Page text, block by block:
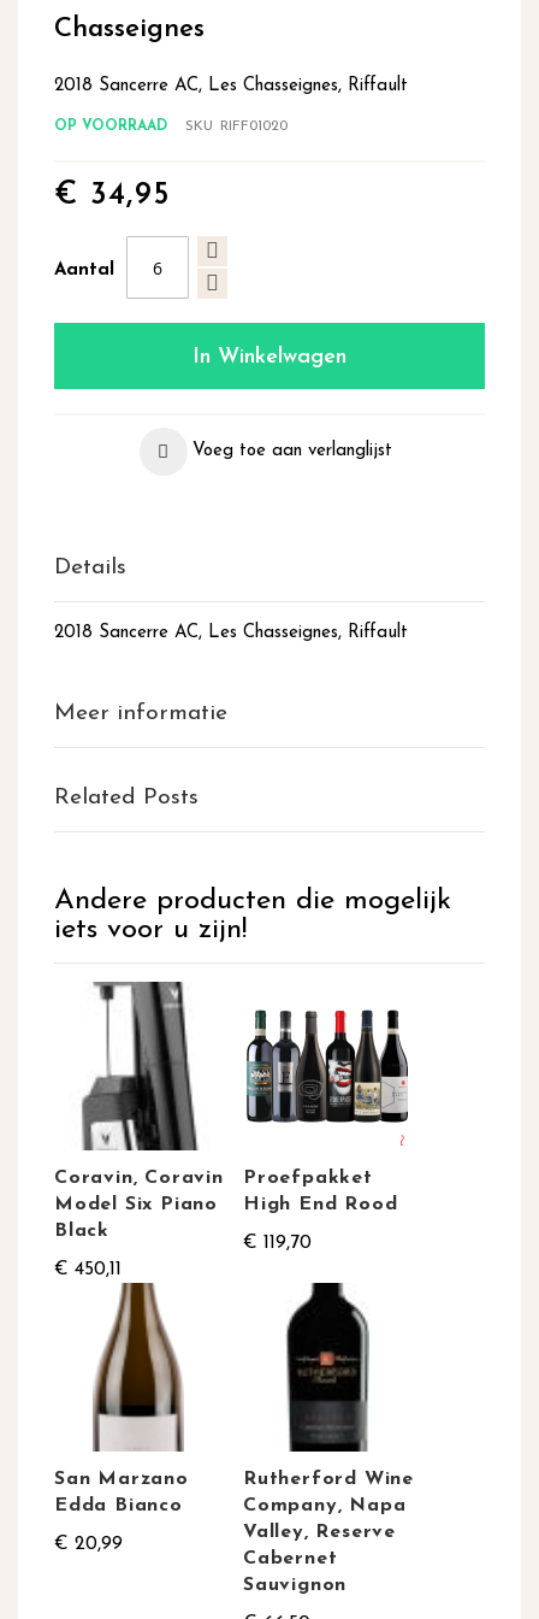
begin
van
afbeeldingen-
Chasseignes
2018 Sancerre AC, Les Chasseignes, Riffault
OP VOORRAAD SKU RIFF01020
€ 34,95
Aantal
In Winkelwagen
Voeg toe aan verlanglijst
Details
2018 Sancerre AC, Les Chasseignes, Riffault
Meer informatie
Related Posts
Andere producten die mogelijk
iets voor u zijn!
Coravin, Coravin
Model Six Piano
Black
€ 450,11
Proefpakket
High End Rood
€ 119,70
San Marzano
Edda Bianco
€ 20,99
Rutherford Wine
Company, Napa
Valley, Reserve
Cabernet
Sauvignon